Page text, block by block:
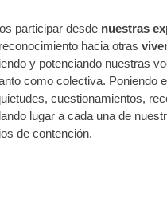
participar desde nuestras
hacia otras
y potenciando nuestras
como colectiva. Poniendo
cuestionamientos,
lugar a cada una de
de contención.